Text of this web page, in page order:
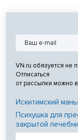
VN.ru обязуется не
Отписаться
от рассылки можно
Искитимский
Психушка для
закрытой